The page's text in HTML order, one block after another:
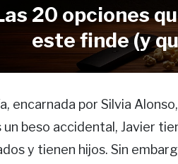
20 opciones
este finde (y
encarnada por Silvia
un beso accidental, Javier
y tienen hijos. Sin